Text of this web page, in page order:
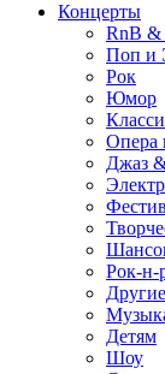
Концерты
RnB &
Поп и
Рок
Юмор
Опера
Джаз
Рок-н-
Другие
Детям
Шоу